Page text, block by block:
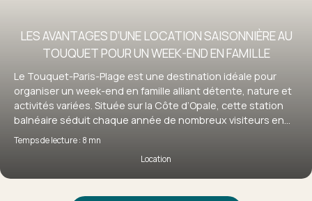
LES AVANTAGES D’UNE LOCATION SAISONNIÈRE AU
TOUQUET POUR UN WEEK-END EN FAMILLE
Le Touquet-Paris-Plage est une destination idéale pour
organiser un week-end en famille alliant détente, nature et
activités variées. Située sur la Côte d’Opale, cette station
balnéaire séduit chaque année de nombreux visiteurs en
quête d’évasion. Pour profiter pleinement de votre séjour, la
location saisonnière au Touquet s’impose comme une
solution particulièrement adaptée, offrant confort,
flexibilité et autonomie. Découvrez pourquoi louer un bien
au Touquet est le choix idéal pour un week-end en famille
Temps de lecture : 8 mn
Location